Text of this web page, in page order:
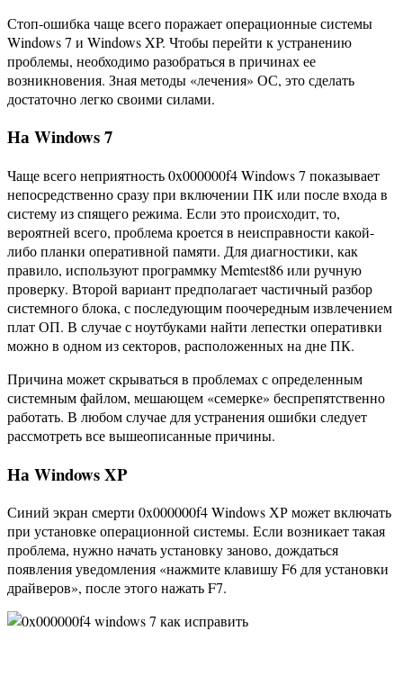
Стоп-ошибка чаще всего поражает операционные системы
Windows 7 и Windows XP. Чтобы перейти к устранению
проблемы, необходимо разобраться в причинах ее
возникновения. Зная методы «лечения» ОС, это сделать
достаточно легко своими силами.
На Windows 7
Чаще всего неприятность 0x000000f4 Windows 7 показывает
непосредственно сразу при включении ПК или после входа в
систему из спящего режима. Если это происходит, то,
вероятней всего, проблема кроется в неисправности какой-
либо планки оперативной памяти. Для диагностики, как
правило, используют программку Memtest86 или ручную
проверку. Второй вариант предполагает частичный разбор
системного блока, с последующим поочередным извлечением
плат ОП. В случае с ноутбуками найти лепестки оперативки
можно в одном из секторов, расположенных на дне ПК.
Причина может скрываться в проблемах с определенным
системным файлом, мешающем «семерке» беспрепятственно
работать. В любом случае для устранения ошибки следует
рассмотреть все вышеописанные причины.
На Windows XP
Синий экран смерти 0x000000f4 Windows ХР может включать
при установке операционной системы. Если возникает такая
проблема, нужно начать установку заново, дождаться
появления уведомления «нажмите клавишу F6 для установки
драйверов», после этого нажать F7.